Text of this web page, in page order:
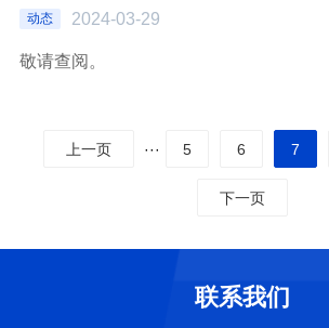
动态 2024-03-29
敬请查阅。
上一页 ··· 5 6 7
下一页
联系我们